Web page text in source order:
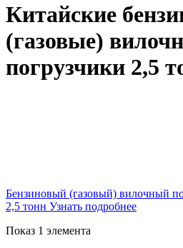
Китайские
(газовые)
погрузчики 2,5
Бензиновый (газовый) вилочный
2,5 тонн Узнать подробнее
Показ 1 элемента